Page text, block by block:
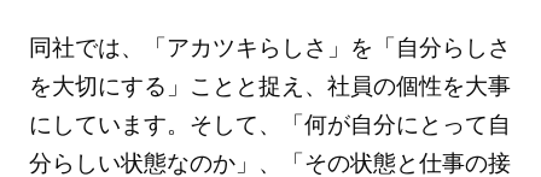
同社では、「アカツキらしさ」を「自分らしさ
を大切にする」ことと捉え、社員の個性を大事
にしています。そして、「何が自分にとって自
分らしい状態なのか」、「その状態と仕事の接